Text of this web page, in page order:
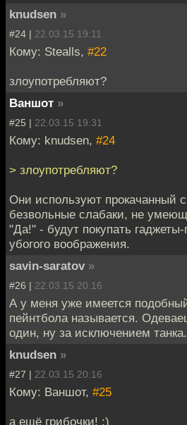
knudsen »
#24 | 22.03.15 19:11
Кому: Stealls, #22
злоупотребляют?
Ваншот »
#25 | 22.03.15 19:31
Кому: knudsen, #24
> злоупотребляют?
Они используют прокачанный
безвольные слабаки, не
"Да!" - будут покупать
убогого воображения.
savin-saratov »
#26 | 22.03.15 20:16
А у меня уже имеется
пейнтбола называется.
один, ну за исключением танка.
knudsen »
#27 | 22.03.15 20:16
Кому: Ваншот, #25
а ещё грибочки! :)